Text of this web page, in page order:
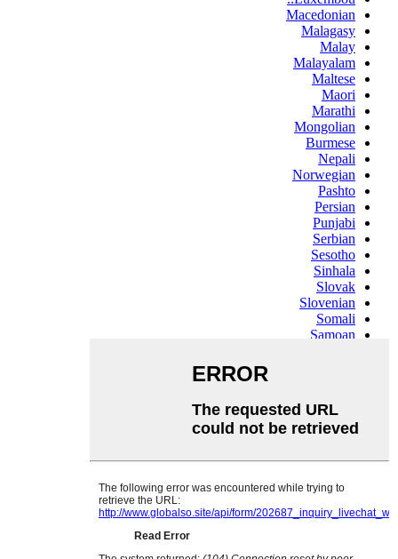
Macedonian
Malagasy
Malay
Malayalam
Maltese
Maori
Marathi
Mongolian
Burmese
Nepali
Norwegian
Pashto
Persian
Punjabi
Serbian
Sesotho
Sinhala
Slovak
Slovenian
Somali
Samoan
Swahili
Tajik
Telugu
Ukrainian
Urdu